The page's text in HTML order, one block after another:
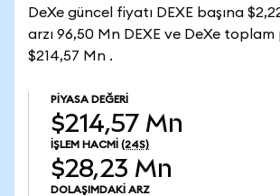
DeXe güncel fiyatı DEXE başına
arzı 96,50 Mn DEXE ve DeXe
$214,57 Mn .
PIYASA DEĞERI
$214,57 Mn
İŞLEM HACMI (24S)
$28,23 Mn
DOLAŞIMDAKI ARZ